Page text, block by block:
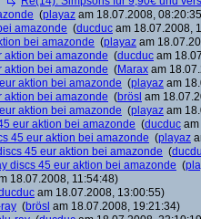
(playaz am 18.07.2008,
amazonde (ducduc am 18.07.2008,
bei amazonde (playaz am
aktion bei amazonde (ducduc am
aktion bei amazonde (Marax am
aktion bei amazonde (playaz am
aktion bei amazonde (brösl am
aktion bei amazonde (playaz am
eur aktion bei amazonde (ducduc
45 eur aktion bei amazonde (playaz
45 eur aktion bei amazonde (
discs 45 eur aktion bei amazonde (
18.07.2008, 11:54:48)
am 18.07.2008, 13:00:55)
(brösl am 18.07.2008, 19:21:34)